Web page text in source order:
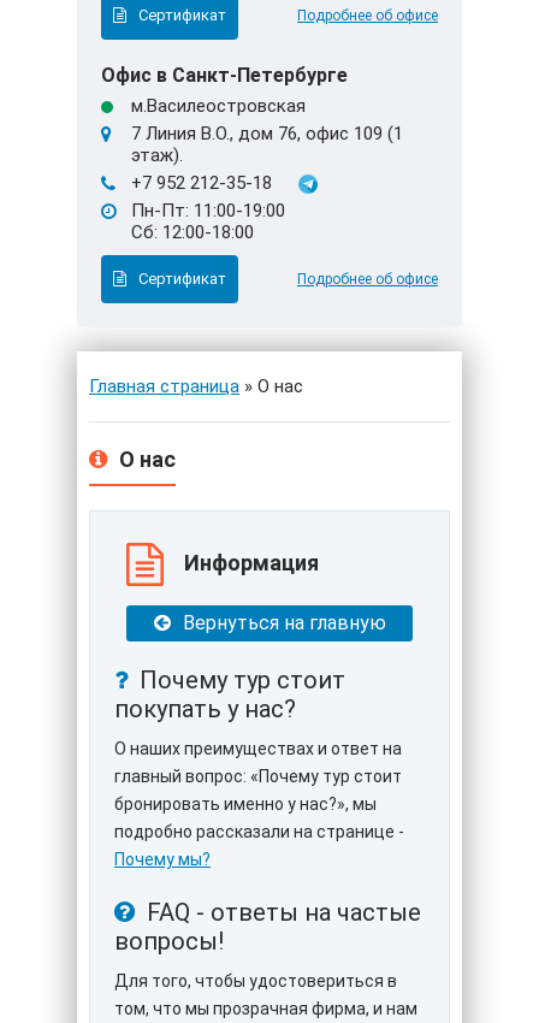
Сертификат Подробнее об офисе
Офис в Санкт-Петербурге
м.Василеостровская
7 Линия В.О., дом 76, офис 109 (1
этаж).
+7 952 212-35-18
Пн-Пт: 11:00-19:00
Сб: 12:00-18:00
Сертификат Подробнее об офисе
Главная страница » О нас
О нас
Информация
Вернуться на главную
Почему тур стоит
покупать у нас?
О наших преимуществах и ответ на
главный вопрос: «Почему тур стоит
бронировать именно у нас?», мы
подробно рассказали на странице -
Почему мы?
FAQ - ответы на частые
вопросы!
Для того, чтобы удостовериться в
том, что мы прозрачная фирма, и нам